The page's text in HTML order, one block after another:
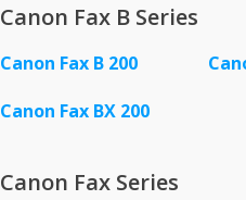
Canon Fax B Series
Canon Fax B 200
Canon Fax BX 200
Canon Fax Series